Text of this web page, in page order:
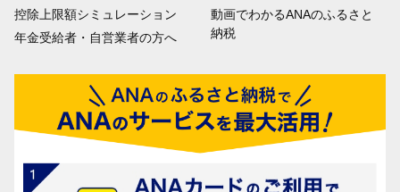
控除上限額シミュレーション
年金受給者・自営業者の方へ
動画でわかるANAのふるさと
納税